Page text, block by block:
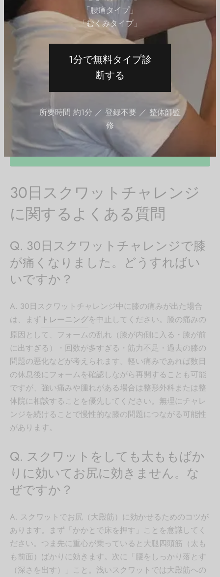
「腰痛タイプ」
「むくみタイプ」
1分で無料タイプ診
断する
所要時間 約1分 ／ 登録不要 ／ 整体師監
修
もらうとより効果的に取り組める
30日スクワットチャレンジは、正しいフォームと無理の
ないペースで続けることで、下半身・お尻の引き締めに
役立てることが期待できます。体の変化を楽しみながら
取り組んでください。チャレンジ後も継続できるよう、
骨盤ケアや姿勢改善もあわせて取り組むことをおすすめ
します。個人差があります。
整体師の朝ケアPDFを無料配布中！LINE
で受け取る →
30日スクワットチャレンジ
に関するよくある質問
Q. 30日スクワットチャレンジで膝
が痛くなりました。どうすればい
いですか？
A. 30日スクワットチャレンジ中に膝の痛みが出た場合
は、まず トレーニングを中止してください。膝の痛みの
原因として、フォームの乱れ（膝が内側に入る・膝が前
に出すぎる）・回数が多すぎる・筋力不足・過去の膝の
問題の悪化などが考えられます。軽い痛みであれば数日
の休息後にフォームを確認しながら再開することも可能
ですが、強い痛みや腫れがある場合は整形外科または整
体院に相談することを優先してください。無理にチャレ
ンジを続けることで慢性的な膝の問題につながる可能性
があります。
Q. スクワットをしても太ももばか
りに効いてお尻に効きません。な
ぜですか？
A. スクワットでお尻（大殿筋）に効かせるためのコツが
あります。まず「かかとで床を押す」ことを意識してく
ださい。つま先に重心が乗っていると大腿四頭筋（太も
も前面）ばかりに効きます。次に「腰をしっかり落とす
（深さを出す）」こと。浅いスクワットでは大殿筋への